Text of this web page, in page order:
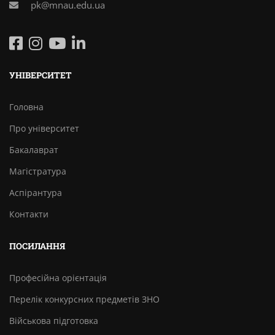
pk@mnau.edu.ua
УНІВЕРСИТЕТ
Головна
Про університет
Бакалаврат
Магістратура
Аспірантура
Контакти
ПОСИЛАННЯ
Професійна орієнтація
Перелік конкурсних предметів ЗНО
Військова підготовка